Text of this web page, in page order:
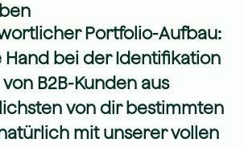
Portfolio-Aufbau:
Hand bei der Identifikation
B2B-Kunden aus
von dir bestimmten
mit unserer vollen